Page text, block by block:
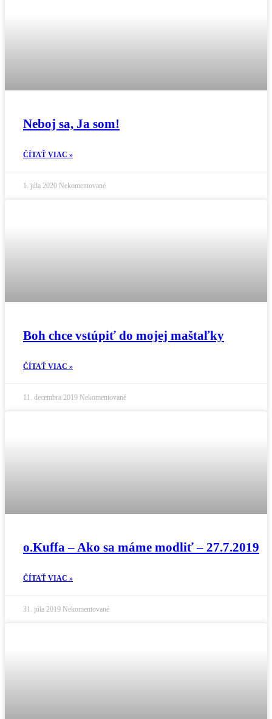
Neboj sa, Ja som!
ČÍTAŤ VIAC »
1. júla 2020 Nekomentované
Boh chce vstúpiť do mojej maštaľky
ČÍTAŤ VIAC »
11. decembra 2019 Nekomentované
o.Kuffa – Ako sa máme modliť – 27.7.2019
ČÍTAŤ VIAC »
31. júla 2019 Nekomentované